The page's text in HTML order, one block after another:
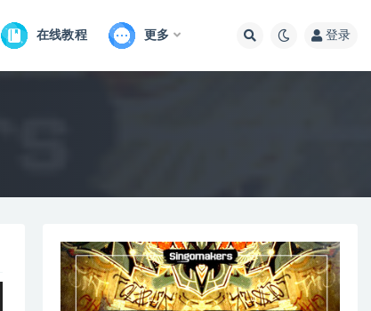
在线教程 更多 登录